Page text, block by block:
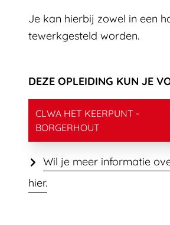
Je kan hierbij zowel in een
tewerkgesteld worden.
DEZE OPLEIDING KUN JE
CLWA HET KEERPUNT -
BORGERHOUT
Wil je meer informatie
hier.